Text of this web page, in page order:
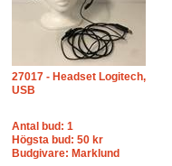
27017 - Headset Logitech,
USB
Antal bud: 1
Högsta bud: 50 kr
Budgivare: Marklund